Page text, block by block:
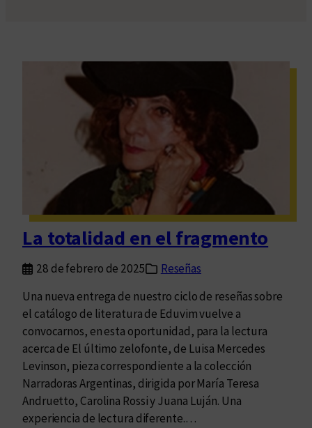
La totalidad en el fragmento
28 de febrero de 2025
Reseñas
Una nueva entrega de nuestro ciclo de reseñas sobre
el catálogo de literatura de Eduvim vuelve a
convocarnos, en esta oportunidad, para la lectura
acerca de El último zelofonte, de Luisa Mercedes
Levinson, pieza correspondiente a la colección
Narradoras Argentinas, dirigida por María Teresa
Andruetto, Carolina Rossi y Juana Luján. Una
experiencia de lectura diferente.…